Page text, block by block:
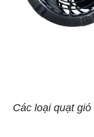
Các loại quạt